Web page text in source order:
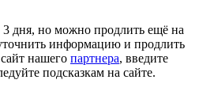
3 дня, но можно продлить ещё на
информацию и продлить
нашего партнера, введите
подсказкам на сайте.